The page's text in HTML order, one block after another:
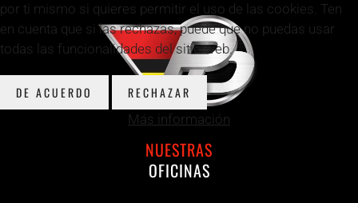
NUESTRAS
OFICINAS
por ti mismo si quieres permitir el uso de las cookies. Ten
en cuenta que si las rechazas, puede que no puedas usar
todas las funcionalidades del sitio web.
DE ACUERDO RECHAZAR
Más información